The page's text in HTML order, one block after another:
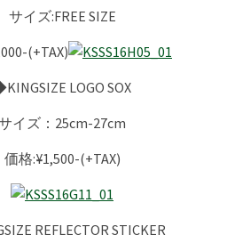
サイズ:FREE SIZE
(+TAX)
LOGO SOX
イズ：25cm-27cm
価格:¥1,500-(+TAX)
REFLECTOR STICKER